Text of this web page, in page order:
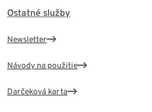
Ostatné služby
Newsletter
Návody na použitie
Darčeková karta